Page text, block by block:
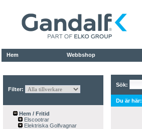
Hem Webbshop
Filter:
Hem / Fritid
Elscootrar
Elektriska Golfvagnar
Sök:
Du är här: